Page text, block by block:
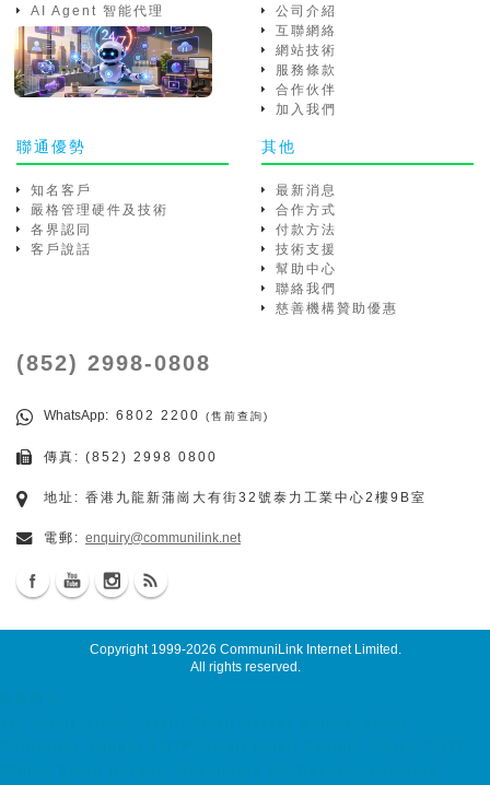
AI Agent 智能代理
公司介紹
互聯網絡
網站技術
服務條款
合作伙伴
加入我們
聯通優勢
知名客戶
嚴格管理硬件及技術
各界認同
客戶說話
其他
最新消息
合作方式
付款方法
技術支援
幫助中心
聯絡我們
慈善機構贊助優惠
(852) 2998-0808
WhatsApp: 6802 2200 (售前查詢)
傳真: (852) 2998 0800
地址: 香港九龍新蒲崗大有街32號泰力工業中心2樓9B室
電郵: enquiry@communilink.net
Copyright 1999-2026 CommuniLink Internet Limited
All rights reserved.